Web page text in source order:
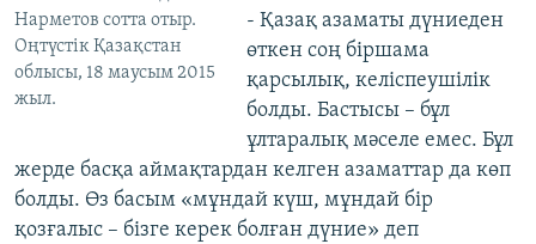
Нарметов сотта отыр.
Оңтүстік Қазақстан
облысы, 18 маусым 2015
жыл.
- Қазақ азаматы дүниеден
өткен соң біршама
қарсылық, келіспеушілік
болды. Бастысы – бұл
ұлтаралық мәселе емес. Бұл
жерде басқа аймақтардан келген азаматтар да көп
болды. Өз басым «мұндай күш, мұндай бір
қозғалыс – бізге керек болған дүние» деп